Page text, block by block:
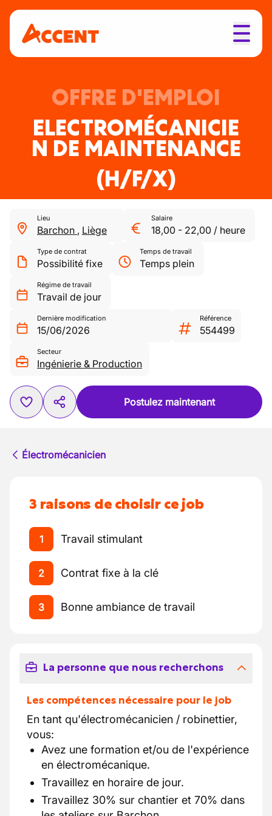
OFFRE D'EMPLOI
ELECTROMÉCANICIE
N DE MAINTENANCE
(H/F/X)
Lieu
Barchon , Liège
Salaire
18,00 - 22,00 / heure
Type de contrat
Possibilité fixe
Temps de travail
Temps plein
Régime de travail
Travail de jour
Dernière modification
15/06/2026
Référence
554499
Secteur
Ingénierie & Production
Postulez maintenant
Électromécanicien
3 raisons de choisir ce job
1 Travail stimulant
2 Contrat fixe à la clé
3 Bonne ambiance de travail
La personne que nous recherchons
Les compétences nécessaire pour le job
En tant qu'électromécanicien / robinettier,
vous:
Avez une formation et/ou de l'expérience
en électromécanique.
Travaillez en horaire de jour.
Travaillez 30% sur chantier et 70% dans